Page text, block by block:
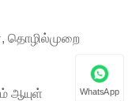
தொழில்முறை
ஆயுள் WhatsApp